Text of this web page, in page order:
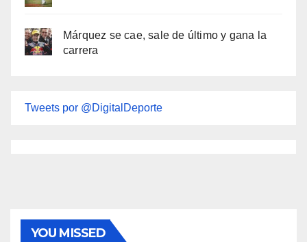
Márquez se cae, sale de último y gana la
carrera
Tweets por @DigitalDeporte
YOU MISSED